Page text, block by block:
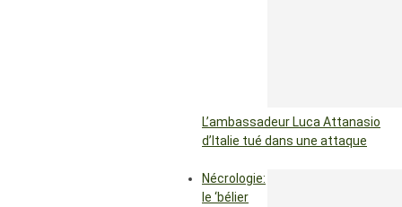
L’ambassadeur Luca Attanasio
d’Italie tué dans une attaque
Nécrologie:
le ‘bélier